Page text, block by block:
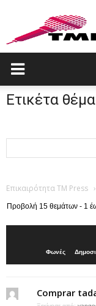
Ετικέτα
Επικαιρότητα TM Press ›
Προβολή 15 θεμάτων - 1
Φωνές
Comprar